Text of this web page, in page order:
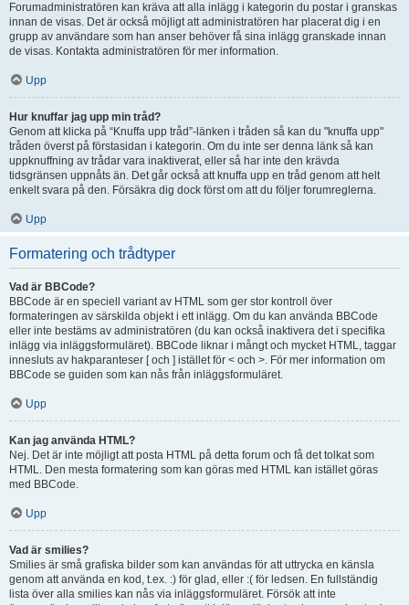
Forumadministratören kan kräva att alla inlägg i kategorin du postar i granskas
innan de visas. Det är också möjligt att administratören har placerat dig i en
grupp av användare som han anser behöver få sina inlägg granskade innan
de visas. Kontakta administratören för mer information.
Upp
Hur knuffar jag upp min tråd?
Genom att klicka på “Knuffa upp tråd”-länken i tråden så kan du "knuffa upp"
tråden överst på förstasidan i kategorin. Om du inte ser denna länk så kan
uppknuffning av trådar vara inaktiverat, eller så har inte den krävda
tidsgränsen uppnåts än. Det går också att knuffa upp en tråd genom att helt
enkelt svara på den. Försäkra dig dock först om att du följer forumreglerna.
Upp
Formatering och trådtyper
Vad är BBCode?
BBCode är en speciell variant av HTML som ger stor kontroll över
formateringen av särskilda objekt i ett inlägg. Om du kan använda BBCode
eller inte bestäms av administratören (du kan också inaktivera det i specifika
inlägg via inläggsformuläret). BBCode liknar i mångt och mycket HTML, taggar
innesluts av hakparanteser [ och ] istället för < och >. För mer information om
BBCode se guiden som kan nås från inläggsformuläret.
Upp
Kan jag använda HTML?
Nej. Det är inte möjligt att posta HTML på detta forum och få det tolkat som
HTML. Den mesta formatering som kan göras med HTML kan istället göras
med BBCode.
Upp
Vad är smilies?
Smilies är små grafiska bilder som kan användas för att uttrycka en känsla
genom att använda en kod, t.ex. :) för glad, eller :( för ledsen. En fullständig
lista över alla smilies kan nås via inläggsformuläret. Försök att inte